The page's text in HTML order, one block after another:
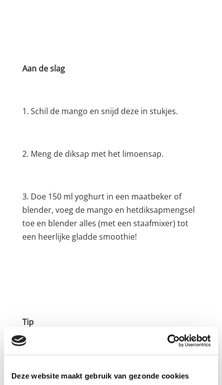
Deze website maakt gebruik van gezonde cookies
Aan de slag
1. Schil de mango en snijd deze in stukjes.
2. Meng de diksap met het limoensap.
3. Doe 150 ml yoghurt in een maatbeker of
blender, voeg de mango en hetdiksapmengsel
toe en blender alles (met een staafmixer) tot
een heerlijke gladde smoothie!
Tip
zadentoe. Laat deze dan nog wel even 10-15